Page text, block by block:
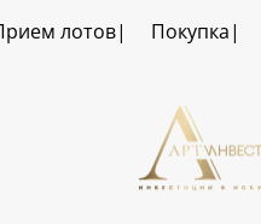
лотов Покупка